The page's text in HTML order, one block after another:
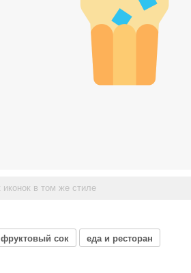
фруктовый сок еда и ресторан